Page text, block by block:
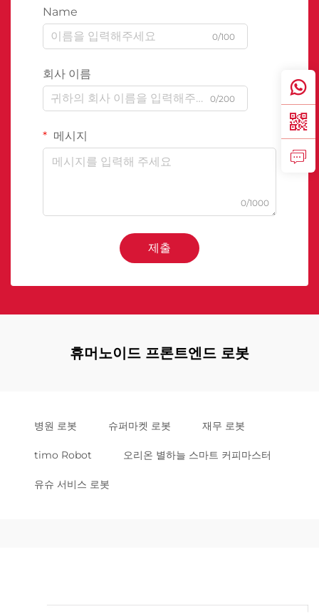
Name
0/100
회사 이름
0/200
메시지
0/1000
제출
휴머노이드 프론트엔드 로봇
병원 로봇 슈퍼마켓 로봇 재무 로봇
timo Robot 오리온 별하늘 스마트 커피마스터
유슈 서비스 로봇